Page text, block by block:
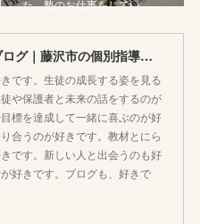
た、塾のお仕事をしてい…
「第二の家」ブログ｜藤沢市の個別指導塾のお話
です。生徒の成長する姿を見る
や保護者と未来の話をするのが
標を達成して一緒に喜ぶのが好
合うのが好きです。教材とにら
です。新しい人と出会うのも好
好きです。ブログも、好きで